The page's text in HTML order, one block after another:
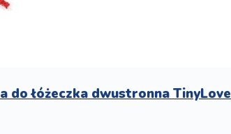
do łóżeczka dwustronna TinyLove